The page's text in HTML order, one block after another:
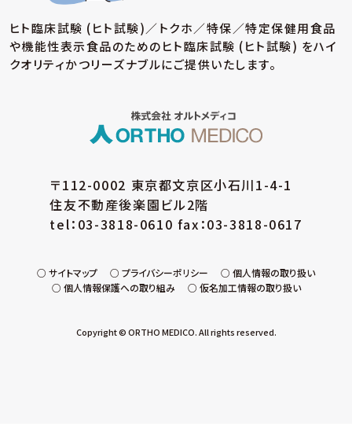
係法令等の遵守」、「個人情報の取得・利用・提
供」、「個人情報の取得元」、「質問および苦情相
談の窓口」等についての個人情報保護方針を策
取得・入力、利用・加工、保管・保存、移送・送信、
消去・廃棄等の段階ごとに、取扱方法、管理者・
取扱規程を策定しています。また、個人データの
安全管理、取扱状況の点検及び監査、外部委託
に係る規程を整備しています。
(ウ) 組織的安全管理措置
設置するとともに、個人データを取り扱う従業
員・役員および当該従業員・役員が取り扱う個
任者への報告連絡体制を整備しています。また、
ヒト臨床試験 (ヒト試験)／トクホ／特保／特定保健用食品
や機能性表示食品のためのヒト臨床試験 (ヒト試験) をハイ
クオリティかつリーズナブルにご提供いたします。
〒112-0002 東京都文京区小石川1-4-1
住友不動産後楽園ビル2階
tel：03-3818-0610 fax：03-3818-0617
サイトマップ プライバシーポリシー
個人情報の取り扱い
個人情報保護への取り組み
仮名加工情報の取り扱い
Copyright © ORTHO MEDICO. All rights reserved.